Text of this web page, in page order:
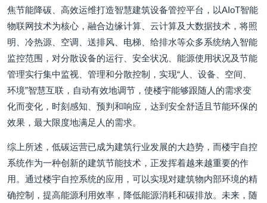
焦节能降碳、高效运维打造智慧建筑设备管控平台，以AIoT智能
物联网技术为核心，融合边缘计算、云计算及大数据技术，将照
明、冷热源、空调、送排风、电梯、给排水等众多系统纳入智能
监控范围，对分散设备的运行、安全状况、能源使用状况及节能
管理实行集中监视、管理和分散控制，实现“人、设备、空间、
环境”智慧互联，自动有效地调节，使楼宇能够跟随人的需求变
化而变化，时刻感知、预判和响应，达到安全舒适且节能环保的
效果，最大限度地满足人的需求。
综上所述，低碳运营已成为建筑行业发展的大趋势，而楼宇自控
系统作为一种创新的建筑节能技术，正发挥着越来越重要的作
用。通过楼宇自控系统的应用，可以实现对建筑物内部环境的精
确控制，提高能源利用效率，降低能源消耗和碳排放。未来，随